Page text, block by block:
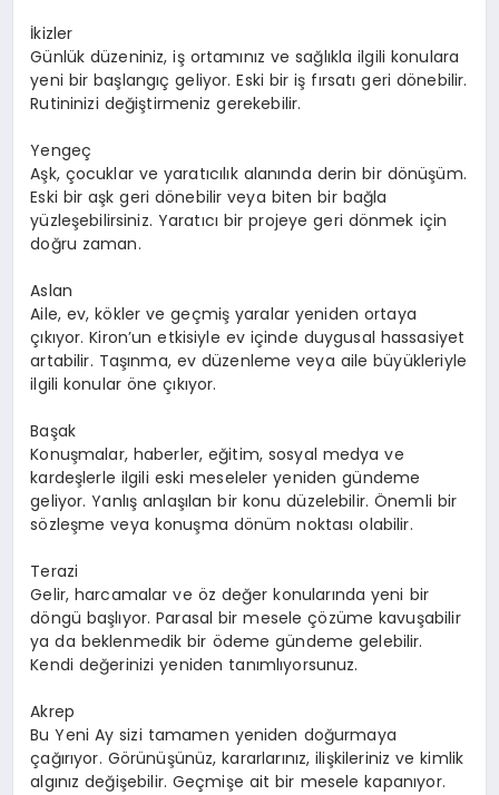
İkizler
Günlük düzeniniz, iş ortamınız ve sağlıkla ilgili konulara
yeni bir başlangıç geliyor. Eski bir iş fırsatı geri dönebilir.
Rutininizi değiştirmeniz gerekebilir.
Yengeç
Aşk, çocuklar ve yaratıcılık alanında derin bir dönüşüm.
Eski bir aşk geri dönebilir veya biten bir bağla
yüzleşebilirsiniz. Yaratıcı bir projeye geri dönmek için
doğru zaman.
Aslan
Aile, ev, kökler ve geçmiş yaralar yeniden ortaya
çıkıyor.Kiron’un etkisiyle ev içinde duygusal hassasiyet
artabilir. Taşınma, ev düzenleme veya aile büyükleriyle
ilgili konular öne çıkıyor.
Başak
Konuşmalar, haberler, eğitim, sosyal medya ve
kardeşlerle ilgili eski meseleler yeniden gündeme
geliyor. Yanlış anlaşılan bir konu düzelebilir. Önemli bir
sözleşme veya konuşma dönüm noktası olabilir.
Terazi
Gelir, harcamalar ve öz değer konularında yeni bir
döngü başlıyor. Parasal bir mesele çözüme kavuşabilir
ya da beklenmedik bir ödeme gündeme gelebilir.
Kendi değerinizi yeniden tanımlıyorsunuz.
Akrep
Bu Yeni Ay sizi tamamen yeniden doğurmaya
çağırıyor. Görünüşünüz, kararlarınız, ilişkileriniz ve kimlik
algınız değişebilir. Geçmişe ait bir mesele kapanıyor.